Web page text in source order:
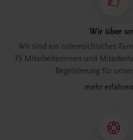
Wir über
Wir sind ein österreichisches
75 Mitarbeiterinnen und
Begeisterung für
mehr erfahren